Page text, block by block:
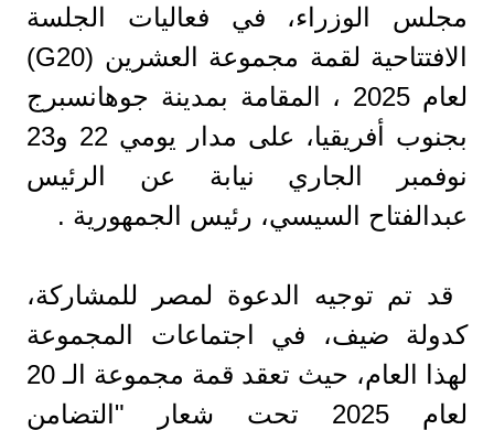
مجلس الوزراء، في فعاليات الجلسة
الافتتاحية لقمة مجموعة العشرين (G20)
لعام 2025 ، المقامة بمدينة جوهانسبرج
بجنوب أفريقيا، على مدار يومي 22 و23
نوفمبر الجاري نيابة عن الرئيس
عبدالفتاح السيسي، رئيس الجمهورية .
️ قد تم توجيه الدعوة لمصر للمشاركة،
كدولة ضيف، في اجتماعات المجموعة
لهذا العام، حيث تعقد قمة مجموعة الـ 20
لعام 2025 تحت شعار "التضامن